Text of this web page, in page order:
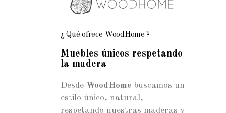
¿ Qué ofrece WoodHome ?
Muebles únicos respetando
la madera
Desde WoodHome buscamos un
estilo único, natural,
respetando nuestras maderas y